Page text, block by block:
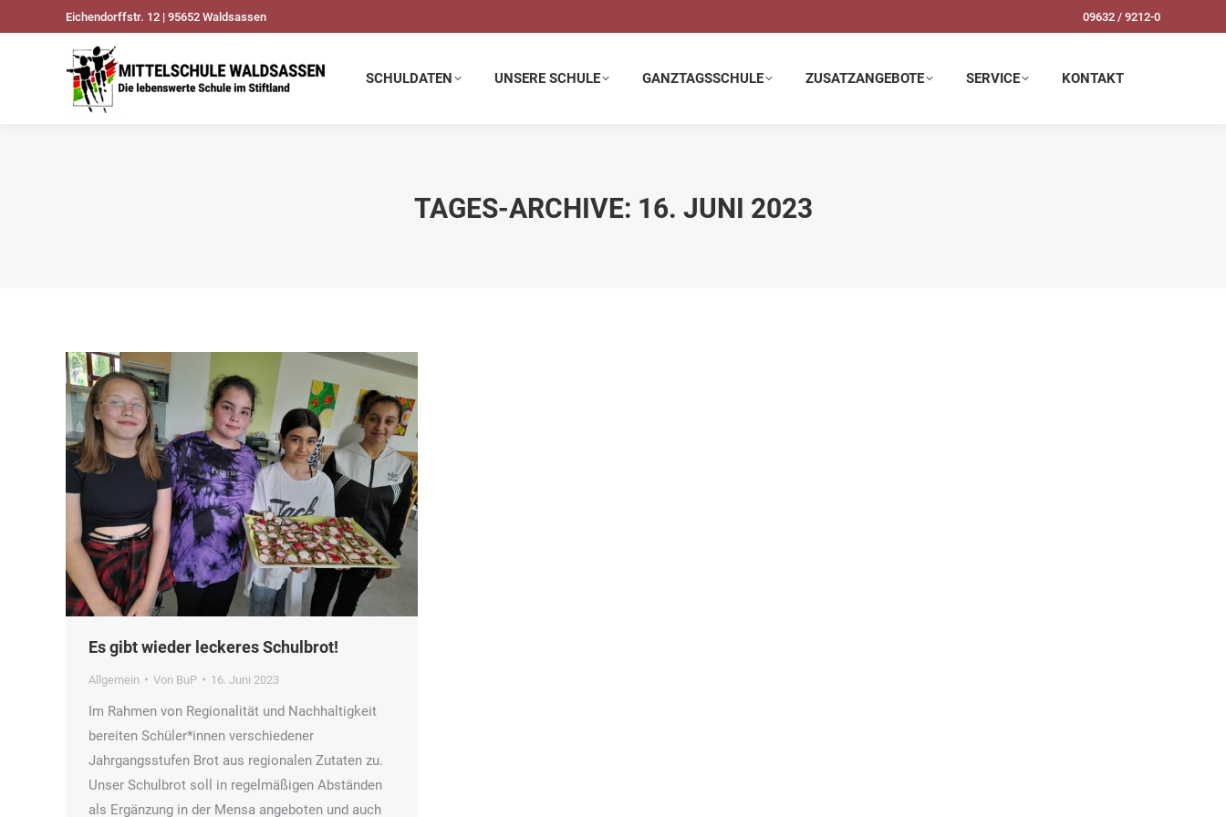
Eichendorffstr. 12 | 95652 Waldsassen 09632 / 9212-0
SCHULDATEN UNSERE SCHULE GANZTAGSSCHULE ZUSATZANGEBOTE SERVICE KONTAKT
TAGES-ARCHIVE: 16. JUNI 2023
Es gibt wieder leckeres Schulbrot!
Allgemein Von BuP 16. Juni 2023
Im Rahmen von Regionalität und Nachhaltigkeit
bereiten Schüler*innen verschiedener
Jahrgangsstufen Brot aus regionalen Zutaten zu.
Unser Schulbrot soll in regelmäßigen Abständen
als Ergänzung in der Mensa angeboten und auch